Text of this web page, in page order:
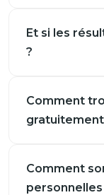
Et si les
?
Comment
gratuitement
Comment
personnelles